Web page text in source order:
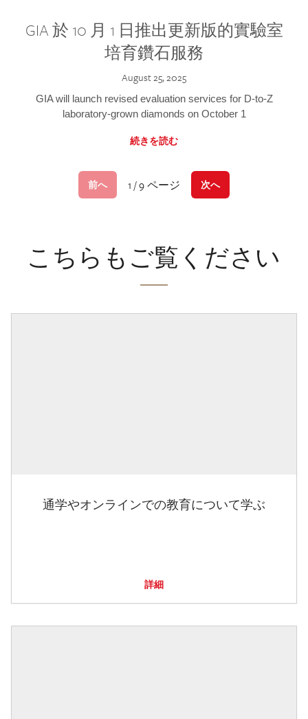
GIA 於 10 月 1 日推出更新版的實驗室
培育鑽石服務
August 25, 2025
GIA will launch revised evaluation services for D-to-Z
laboratory-grown diamonds on October 1
続きを読む
前へ 1 / 9 ページ 次へ
こちらもご覧ください
通学やオンラインでの教育について学ぶ
詳細